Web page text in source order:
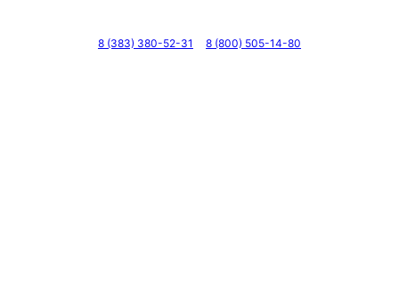
8 (383) 380-52-31 8 (800) 505-14-80